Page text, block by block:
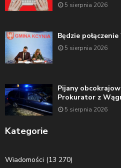
5 sierpnia 2026
Będzie
5 sierpnia 2026
Pijany
Prokurator z
5 sierpnia 2026
Kategorie
Wiadomości (13 270)